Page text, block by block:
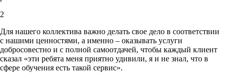
2
Для нашего коллектива важно делать свое дело в соответствии
с нашими ценностями, а именно – оказывать услуги
добросовестно и с полной самоотдачей, чтобы каждый клиент
сказал «эти ребята меня приятно удивили, я и не знал, что в
сфере обучения есть такой сервис».